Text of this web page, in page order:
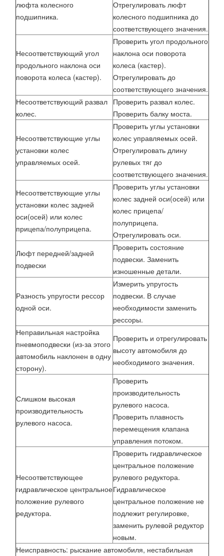
люфта колесного
подшипника.
Отрегулировать люфт
колесного подшипника до
соответствующего значения.
Несоответствующий угол
продольного наклона оси
поворота колеса (кастер).
Проверить угол продольного
наклона оси поворота
колеса (кастер).
Отрегулировать до
соответствующего значения.
Несоответствующий развал
колес.
Проверить развал колес.
Проверить балку моста.
Несоответствующие углы
установки колес
управляемых осей.
Проверить углы установки
колес управляемых осей.
Отрегулировать длину
рулевых тяг до
соответствующего значения.
Несоответствующие углы
установки колес задней
оси(осей) или колес
прицепа/полуприцепа.
Проверить углы установки
колес задней оси(осей) или
колес прицепа/
полуприцепа.
Отрегулировать оси.
Люфт передней/задней
подвески
Проверить состояние
подвески. Заменить
изношенные детали.
Разность упругости рессор
одной оси.
Измерить упругость
подвески. В случае
необходимости заменить
рессоры.
Неправильная настройка
пневмоподвески (из-за этого
автомобиль наклонен в одну
сторону).
Проверить и отрегулировать
высоту автомобиля до
необходимого значения.
Слишком высокая
производительность
рулевого насоса.
Проверить
производительность
рулевого насоса.
Проверить плавность
перемещения клапана
управления потоком.
Несоответствующее
гидравлическое центральное
положение рулевого
редуктора.
Проверить гидравлическое
центральное положение
рулевого редуктора.
Гидравлическое
центральное положение не
подлежит регулировке,
заменить рулевой редуктор
новым.
Неисправность: рыскание автомобиля, нестабильная